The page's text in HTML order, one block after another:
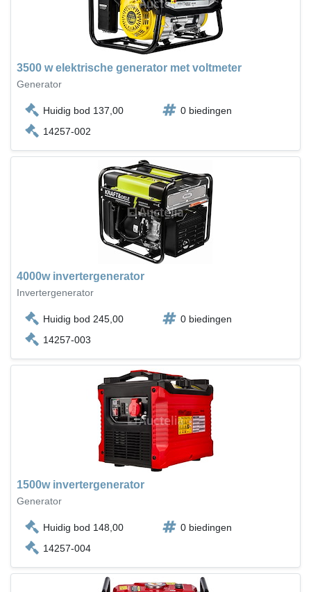
3500 w elektrische generator met voltmeter
Generator
Huidig bod 137,00
0 biedingen
14257-002
4000w invertergenerator
Invertergenerator
Huidig bod 245,00
0 biedingen
14257-003
1500w invertergenerator
Generator
Huidig bod 148,00
0 biedingen
14257-004